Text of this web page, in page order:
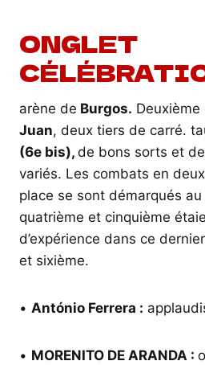
ONGLET
arène de Burgos. Deuxième
Juan, deux tiers de carré.
(6e bis), de bons sorts et
variés. Les combats en
place se sont démarqués
quatrième et cinquième
d’expérience dans ce
et sixième.
• António Ferrera :
• MORENITO DE ARANDA :